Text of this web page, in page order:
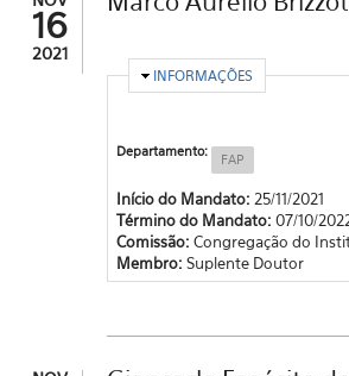
16
2021
OCULTAR
INFORMAÇÕES
Departamento: FAP
Início do Mandato: 25/11/2021
Término do Mandato: 07/10/
Comissão: Congregação do
Membro: Suplente Doutor